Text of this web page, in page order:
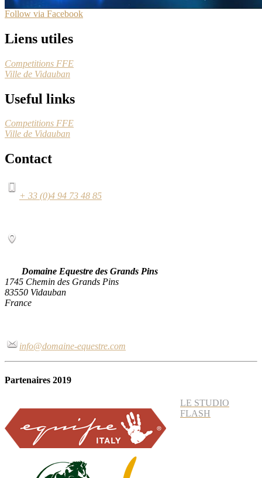
Follow via Facebook
Liens utiles
Competitions FFE
Ville de Vidauban
Useful links
Competitions FFE
Ville de Vidauban
Contact
+ 33 (0)4 94 73 48 85
Domaine Equestre des Grands Pins
1745 Chemin des Grands Pins
83550 Vidauban
France
info@domaine-equestre.com
Partenaires 2019
LE STUDIO
FLASH